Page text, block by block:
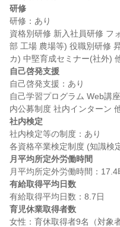
研修
研修：あり
資格別研修 新入社員研修 フ
部 工場 農場等) 役職別研修
自己啓発支援
自己啓発支援：あり
自己学習プログラム Web講
社内検定
社内検定等の制度：あり
月平均所定外労働時間
有給取得平均日数
育児休業取得者数
女性：育休取得者9名（対象